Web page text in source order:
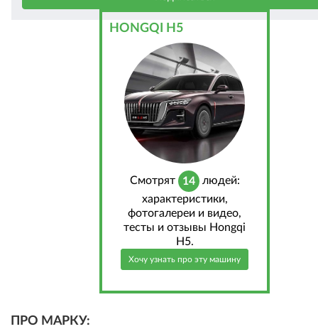
HONGQI H5
Cмотрят 14 людей:
характеристики,
фотогалереи и видео,
тесты и отзывы Hongqi
H5.
Хочу узнать про эту машину
ПРО МАРКУ: